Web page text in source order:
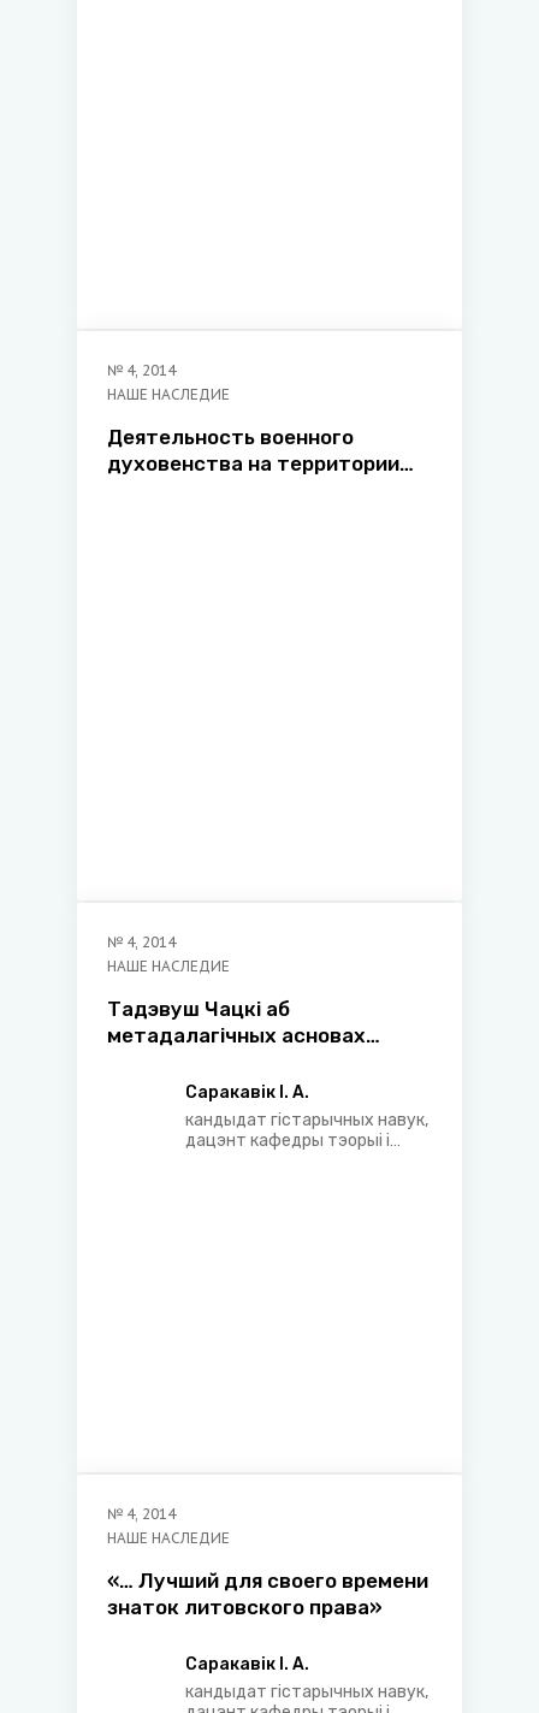
№ 4, 2014
НАШЕ НАСЛЕДИЕ
Деятельность военного
духовенства на территории
№ 4, 2014
НАШЕ НАСЛЕДИЕ
Тадэвуш Чацкi аб
метадалагiчных асновах
сiстэм Кiеўскай Русi i Вялiкага
Княства Лiтоўскага
Саракавік І. А.
кандыдат гістарычных навук,
дацэнт кафедры тэорыі і
№ 4, 2014
НАШЕ НАСЛЕДИЕ
«… Лучший для своего времени
знаток литовского права»
Саракавік І. А.
кандыдат гістарычных навук,